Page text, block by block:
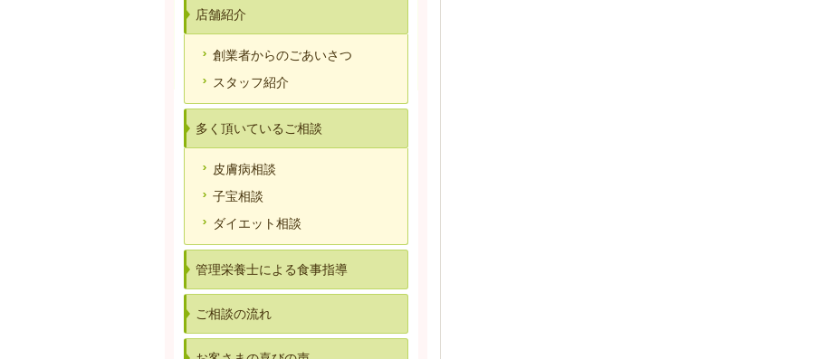
店舗紹介
創業者からのごあいさつ
スタッフ紹介
多く頂いているご相談
皮膚病相談
子宝相談
ダイエット相談
管理栄養士による食事指導
ご相談の流れ